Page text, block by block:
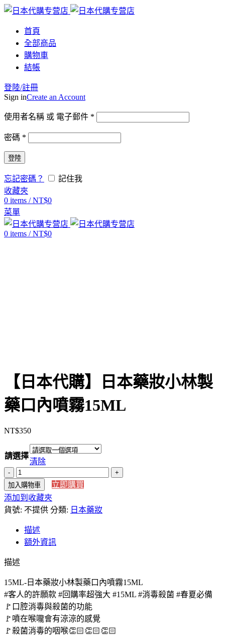
首頁
全部商品
購物車
結帳
登陸/註冊
Sign inCreate an Account
使用者名稱 或 電子郵件 *
密碼 *
登陸
忘記密碼？
記住我
收藏夾
0 items / NT$0
菜單
0 items / NT$0
【日本代購】日本藥妝小林製
藥口內噴霧15ML
NT$350
請選擇
清除
【日
本
代
購】
本
藥
妝
林
製
藥
口
內
加入購物車
立即購買
添加到收藏夾
貨號: 不提供 分類: 日本藥妝
描述
額外資訊
描述
15ML-日本藥妝小林製藥口內噴霧15ML
#客人的許願款 #回購率超強大 #15ML #消毒殺菌 #春夏必備
🚩口腔消毒與殺菌的功能
🚩噴在喉嚨會有涼涼的感覺
🚩殺菌消毒的咽喉👏🏻👏🏻👏🏻